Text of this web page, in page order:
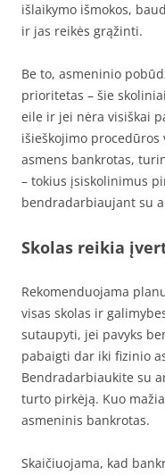
išlaikymo išmokos,
ir jas reikės grąžinti.
Be to, asmeninio
prioritetas – šie
eile ir jei nėra visiškai
išieškojimo
asmens bankrotas,
– tokius įsiskolinimus
bendradarbiaujant su
Skolas reikia
Rekomenduojama
visas skolas ir
sutaupyti, jei pavyks
pabaigti dar iki fizinio
Bendradarbiaukite su
turto pirkėją. Kuo
asmeninis bankrotas.
Skaičiuojama, kad